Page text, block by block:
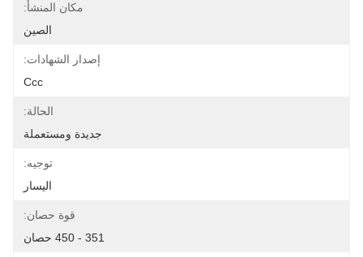
مكان المنشأ:
الصين
إصدار الشهادات:
Ccc
الحالة:
جديدة ومستعملة
توجيه:
اليسار
قوة حصان:
351 - 450 حصان